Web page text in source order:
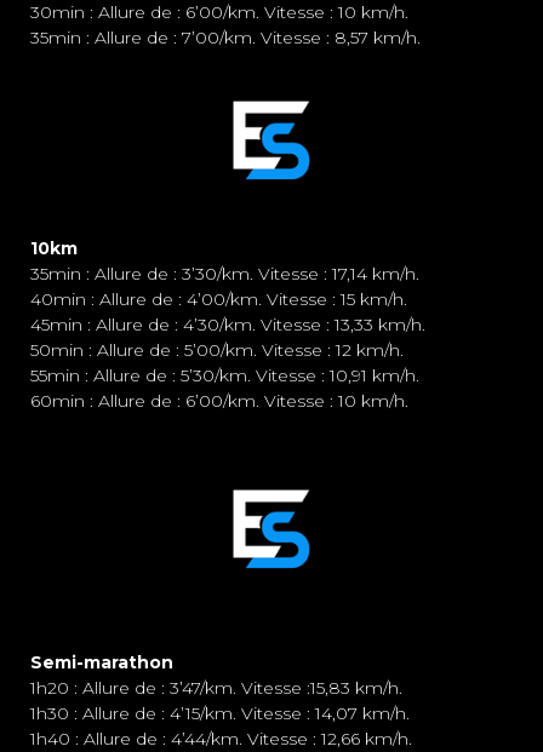
30min : Allure de : 6’00/km. Vitesse : 10 km/h.
35min : Allure de : 7’00/km. Vitesse : 8,57 km/h.
10km
35min : Allure de : 3’30/km. Vitesse : 17,14 km/h.
40min : Allure de : 4’00/km. Vitesse : 15 km/h.
45min : Allure de : 4’30/km. Vitesse : 13,33 km/h.
50min : Allure de : 5’00/km. Vitesse : 12 km/h.
55min : Allure de : 5’30/km. Vitesse : 10,91 km/h.
60min : Allure de : 6’00/km. Vitesse : 10 km/h.
Semi-marathon
1h20 : Allure de : 3’47/km. Vitesse :15,83 km/h.
1h30 : Allure de : 4’15/km. Vitesse : 14,07 km/h.
1h40 : Allure de : 4’44/km. Vitesse : 12,66 km/h.